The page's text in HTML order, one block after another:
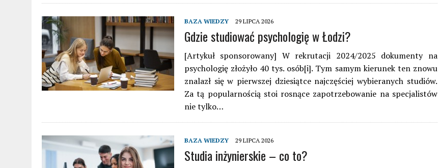
BAZA WIEDZY 29 LIPCA 2026
Gdzie studiować psychologię w Łodzi?
[Artykuł sponsorowany] W rekrutacji 2024/2025 dokumenty na
psychologię złożyło 40 tys. osób[i]. Tym samym kierunek ten znowu
znalazł się w pierwszej dziesiątce najczęściej wybieranych studiów.
Za tą popularnością stoi rosnące zapotrzebowanie na specjalistów
nie tylko…
BAZA WIEDZY 29 LIPCA 2026
Studia inżynierskie – co to?